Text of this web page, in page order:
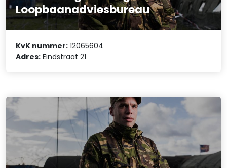
Loopbaanadviesbureau
KvK nummer: 12065604
Adres: Eindstraat 21